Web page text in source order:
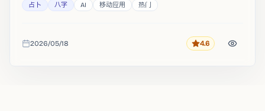
占卜 八字 AI 移动应用 热门
收录时间
2026/05/18 评分4.6